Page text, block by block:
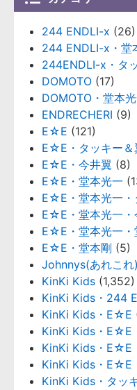
244 ENDLI-x (26)
244 ENDLI-x・堂
244ENDLI-x・タ
DOMOTO (17)
DOMOTO・堂本
ENDRECHERI (9)
E☆E (121)
E☆E・タッキー＆
E☆E・今井翼 (8)
E☆E・堂本光一
E☆E・堂本光一・
E☆E・堂本光一・
E☆E・堂本光一・
E☆E・堂本剛 (5)
Johnnys(あれこれ)
KinKi Kids (1,352)
KinKi Kids・244
KinKi Kids・E☆E
KinKi Kids・E☆E
KinKi Kids・E☆E
KinKi Kids・E☆E
KinKi Kids・タッ